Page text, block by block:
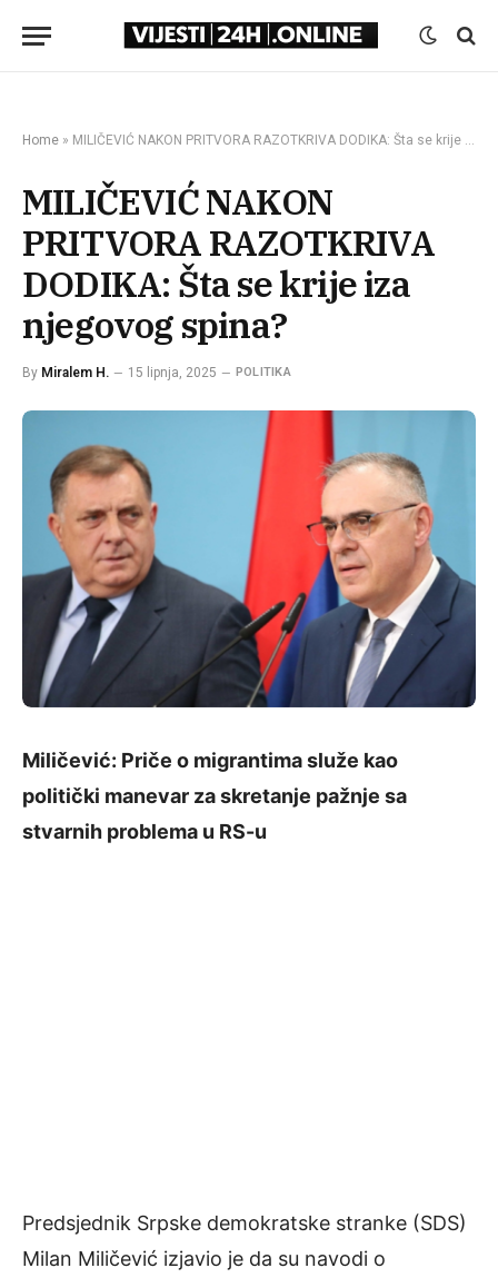
Home » MILIČEVIĆ NAKON PRITVORA RAZOTKRIVA DODIKA: Šta se krije iza njegovog spina?
MILIČEVIĆ NAKON
PRITVORA RAZOTKRIVA
DODIKA: Šta se krije iza
njegovog spina?
By Miralem H. 15 lipnja, 2025 POLITIKA
Miličević: Priče o migrantima služe kao
politički manevar za skretanje pažnje sa
stvarnih problema u RS-u
Predsjednik Srpske demokratske stranke (SDS)
Milan Miličević izjavio je da su navodi o